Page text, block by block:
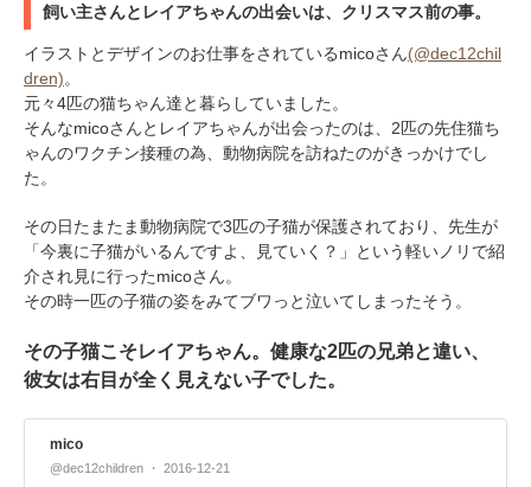
飼い主さんとレイアちゃんの出会いは、クリスマス前の事。
イラストとデザインのお仕事をされているmicoさん(@dec12chil
dren)。
元々4匹の猫ちゃん達と暮らしていました。
そんなmicoさんとレイアちゃんが出会ったのは、2匹の先住猫ち
ゃんのワクチン接種の為、動物病院を訪ねたのがきっかけでし
た。
その日たまたま動物病院で3匹の子猫が保護されており、先生が
「今裏に子猫がいるんですよ、見ていく？」という軽いノリで紹
介され見に行ったmicoさん。
その時一匹の子猫の姿をみてブワっと泣いてしまったそう。
その子猫こそレイアちゃん。健康な2匹の兄弟と違い、
彼女は右目が全く見えない子でした。
mico
@dec12children 2016-12-21